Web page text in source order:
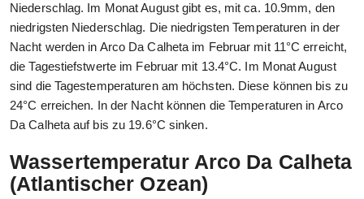
Niederschlag. Im Monat August gibt es, mit ca. 10.9mm, den
niedrigsten Niederschlag. Die niedrigsten Temperaturen in der
Nacht werden in Arco Da Calheta im Februar mit 11°C erreicht,
die Tagestiefstwerte im Februar mit 13.4°C. Im Monat August
sind die Tagestemperaturen am höchsten. Diese können bis zu
24°C erreichen. In der Nacht können die Temperaturen in Arco
Da Calheta auf bis zu 19.6°C sinken.
Wassertemperatur Arco Da Calheta
(Atlantischer Ozean)